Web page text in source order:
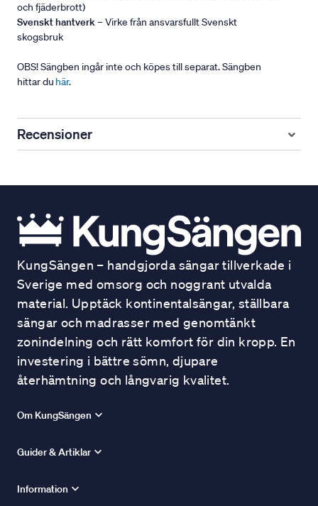
och fjäderbrott)
Svenskt hantverk– Virke från ansvarsfullt Svenskt
skogsbruk
OBS! Sängben ingår inte och köpes till separat. Sängben
hittar du här.
Recensioner
KungSängen – handgjorda sängar tillverkade i
Sverige med omsorg och noggrant utvalda
material. Upptäck kontinentalsängar, ställbara
sängar och madrasser med genomtänkt
zonindelning och rätt komfort för din kropp. En
investering i bättre sömn, djupare
återhämtning och långvarig kvalitet.
Om KungSängen
Guider & Artiklar
Information